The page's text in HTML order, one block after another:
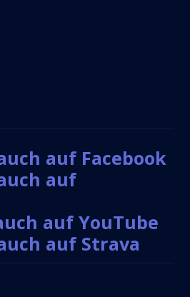
auf Facebook
auf
auf YouTube
auf Strava